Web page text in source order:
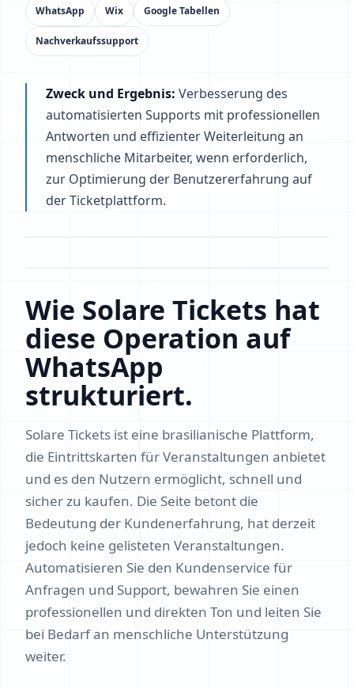
WhatsApp Wix Google Tabellen
Nachverkaufssupport
Zweck und Ergebnis: Verbesserung des
automatisierten Supports mit professionellen
Antworten und effizienter Weiterleitung an
menschliche Mitarbeiter, wenn erforderlich,
zur Optimierung der Benutzererfahrung auf
der Ticketplattform.
Wie Solare Tickets hat
diese Operation auf
WhatsApp
strukturiert.
Solare Tickets ist eine brasilianische Plattform,
die Eintrittskarten für Veranstaltungen anbietet
und es den Nutzern ermöglicht, schnell und
sicher zu kaufen. Die Seite betont die
Bedeutung der Kundenerfahrung, hat derzeit
jedoch keine gelisteten Veranstaltungen.
Automatisieren Sie den Kundenservice für
Anfragen und Support, bewahren Sie einen
professionellen und direkten Ton und leiten Sie
bei Bedarf an menschliche Unterstützung
weiter.